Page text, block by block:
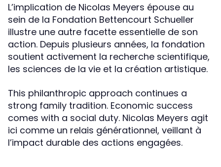
L’implication de Nicolas Meyers épouse au
sein de la Fondation Bettencourt Schueller
illustre une autre facette essentielle de son
action. Depuis plusieurs années, la fondation
soutient activement la recherche scientifique,
les sciences de la vie et la création artistique.
This philanthropic approach continues a
strong family tradition. Economic success
comes with a social duty. Nicolas Meyers agit
ici comme un relais générationnel, veillant à
l’impact durable des actions engagées.